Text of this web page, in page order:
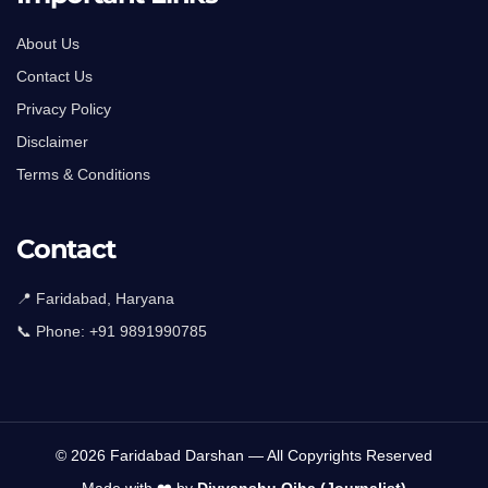
About Us
Contact Us
Privacy Policy
Disclaimer
Terms & Conditions
Contact
📍 Faridabad, Haryana
📞 Phone: +91 9891990785
© 2026 Faridabad Darshan — All Copyrights Reserved